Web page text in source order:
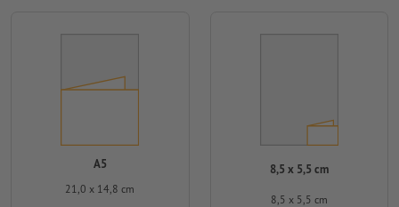
A5
21,0 x 14,8 cm
8,5 x 5,5 cm
8,5 x 5,5 cm